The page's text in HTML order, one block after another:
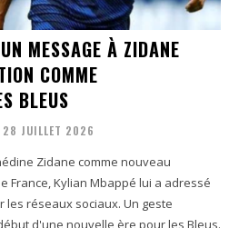
MESSAGE À ZIDANE
COMME
BLEUS
28 JUILLET 2026
Zidane comme nouveau
France, Kylian Mbappé lui a adressé
réseaux sociaux. Un geste
d'une nouvelle ère pour les Bleus.